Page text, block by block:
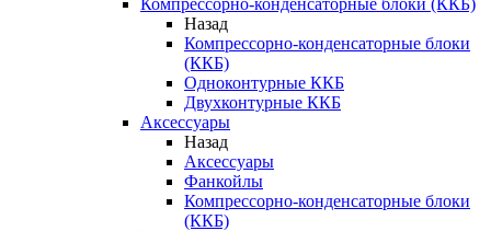
Компрессорно-конденсаторные блоки (ККБ)
Назад
Компрессорно-конденсаторные блоки
(ККБ)
Одноконтурные ККБ
Двухконтурные ККБ
Аксессуары
Назад
Аксессуары
Фанкойлы
Компрессорно-конденсаторные блоки
(ККБ)